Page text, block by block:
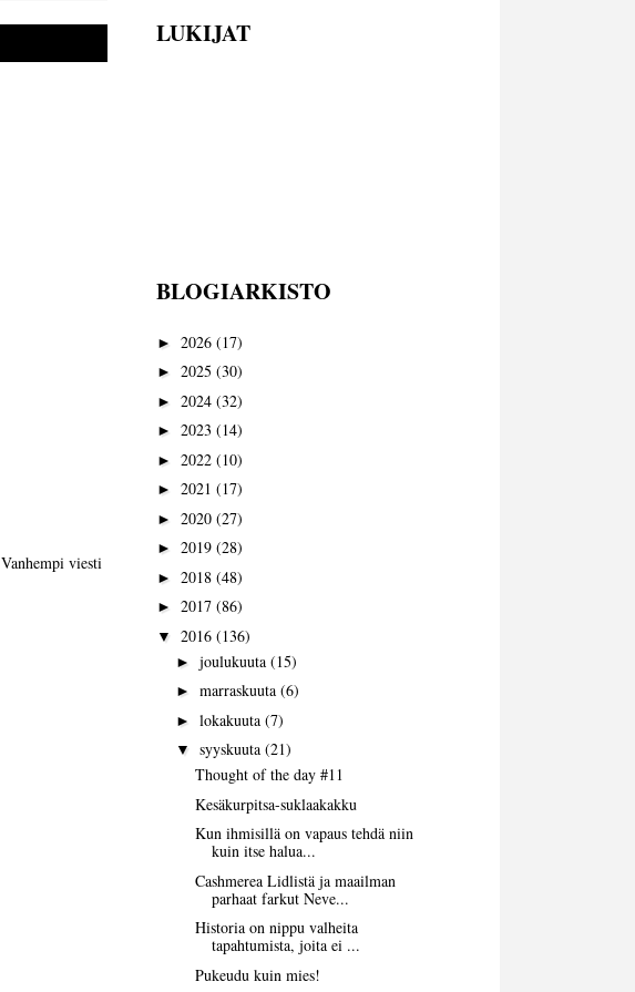
Vanhempi viesti
LUKIJAT
BLOGIARKISTO
► 2026 (17)
► 2025 (30)
► 2024 (32)
► 2023 (14)
► 2022 (10)
► 2021 (17)
► 2020 (27)
► 2019 (28)
► 2018 (48)
► 2017 (86)
▼ 2016 (136)
► joulukuuta (15)
► marraskuuta (6)
► lokakuuta (7)
▼ syyskuuta (21)
Thought of the day #11
Kesäkurpitsa-suklaakakku
Kun ihmisillä on vapaus tehdä niin
kuin itse halua...
Cashmerea Lidlistä ja maailman
parhaat farkut Neve...
Historia on nippu valheita
tapahtumista, joita ei ...
Pukeudu kuin mies!